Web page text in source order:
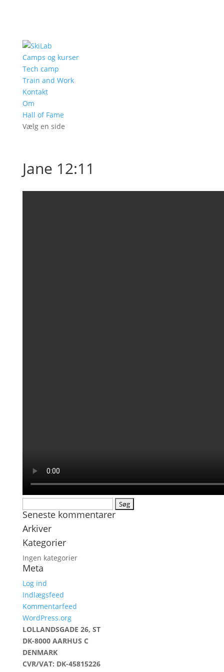
Camps og kurser
Tech camp
Train and Work
Kontakt
Om
Hall of Fame
Vælg en side
Jane 12:11
efter:
Seneste kommentarer
Arkiver
Kategorier
Ingen kategorier
Meta
Log ind
Indlægsfeed
Kommentarfeed
WordPress.org
LOLLANDSGADE 26, ST
DK-8000 AARHUS C
DENMARK
CVR/VAT: DK-45815226